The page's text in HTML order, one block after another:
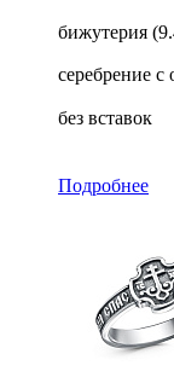
бижутерия
серебрение
без вставок
Подробнее